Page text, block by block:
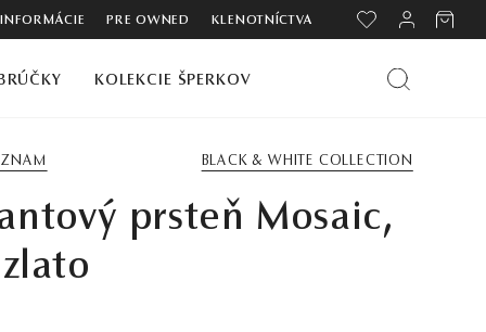
PRE OWNED KLENOTNÍCTVA
KOLEKCIE ŠPERKOV
BLACK & WHITE COLLECTION
prsteň Mosaic,